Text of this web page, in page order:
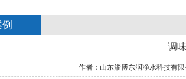
调
作者：山东淄博东润净水科技有